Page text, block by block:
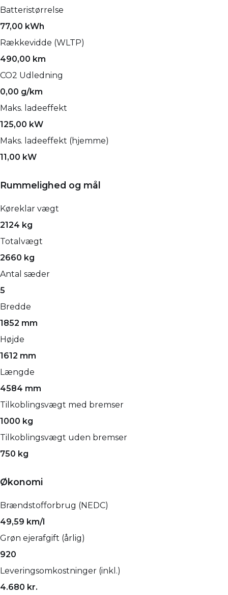
Batteristørrelse
77,00 kWh
Rækkevidde (WLTP)
490,00 km
CO2 Udledning
0,00 g/km
Maks. ladeeffekt
125,00 kW
Maks. ladeeffekt (hjemme)
11,00 kW
Rummelighed og mål
Køreklar vægt
2124 kg
Totalvægt
2660 kg
Antal sæder
5
Bredde
1852 mm
Højde
1612 mm
Længde
4584 mm
Tilkoblingsvægt med bremser
1000 kg
Tilkoblingsvægt uden bremser
750 kg
Økonomi
Brændstofforbrug (NEDC)
49,59 km/l
Grøn ejerafgift (årlig)
920
Leveringsomkostninger (inkl.)
4.680 kr.